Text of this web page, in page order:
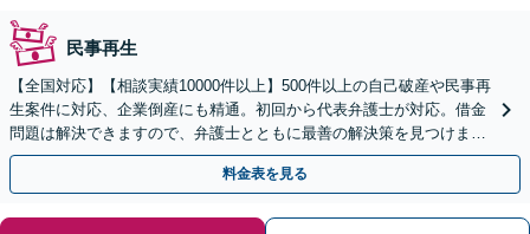
民事再生
【全国対応】【相談実績10000件以上】500件以上の自己破産や民事再
生案件に対応、企業倒産にも精通。初回から代表弁護士が対応。借金
問題は解決できますので、弁護士とともに最善の解決策を見つけまし
ょう【初回相談無料】【法テラス利用可】
料金表を見る